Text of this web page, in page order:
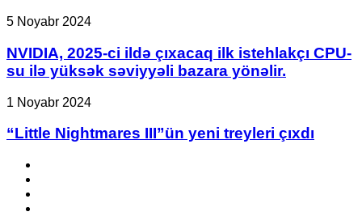
Pro
Pro+
təqdim
edildi
NVIDIA,
ci
ildə
çıxacaq
istehlakçı
su
yüksək
səviyyəli
bazara
yönəlir.
5 Noyabr 2024
NVIDIA, 2025-ci ildə çıxacaq ilk istehlakçı CPU-
su ilə yüksək səviyyəli bazara yönəlir.
“Little
III”ün
1 Noyabr 2024
“Little Nightmares III”ün yeni treyleri çıxdı